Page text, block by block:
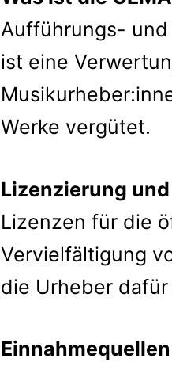
Aufführungs-
ist eine
Werke vergütet.
Lizenzierung
Lizenzen für die
Vervielfältigung
die Urheber
Einnahmequellen